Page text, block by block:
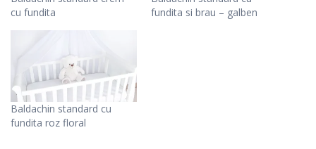
cu fundita
fundita si brau – galben
Baldachin standard cu
fundita roz floral